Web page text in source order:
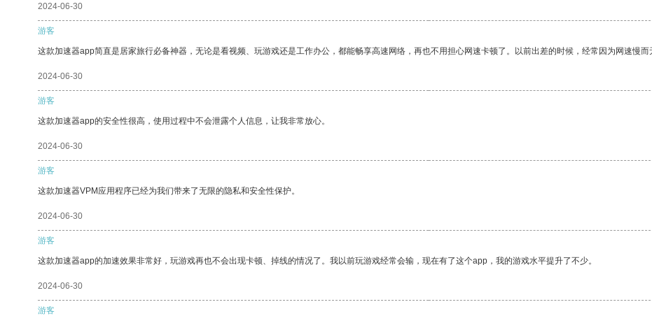
2024-06-30
游客
这款加速器app简直是居家旅行必备神器，无论是看视频、玩游戏还是工作办公，都能畅享高速网络，再也不用担心网速卡顿了。以前出差的时候，经常因为网速慢
2024-06-30
游客
这款加速器app的安全性很高，使用过程中不会泄露个人信息，让我非常放心。
2024-06-30
游客
这款加速器VPM应用程序已经为我们带来了无限的隐私和安全性保护。
2024-06-30
游客
这款加速器app的加速效果非常好，玩游戏再也不会出现卡顿、掉线的情况了。我以前玩游戏经常会输，现在有了这个app，我的游戏水平提升了不少。
2024-06-30
游客